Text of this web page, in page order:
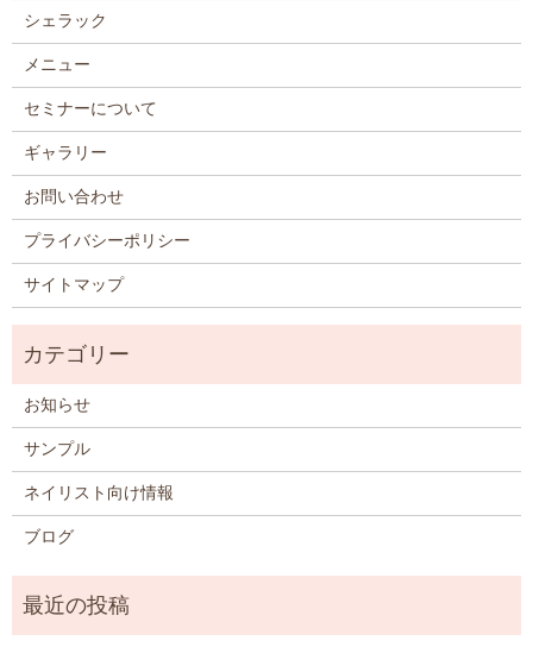
シェラック
メニュー
セミナーについて
ギャラリー
お問い合わせ
プライバシーポリシー
サイトマップ
お知らせ
サンプル
ネイリスト向け情報
ブログ